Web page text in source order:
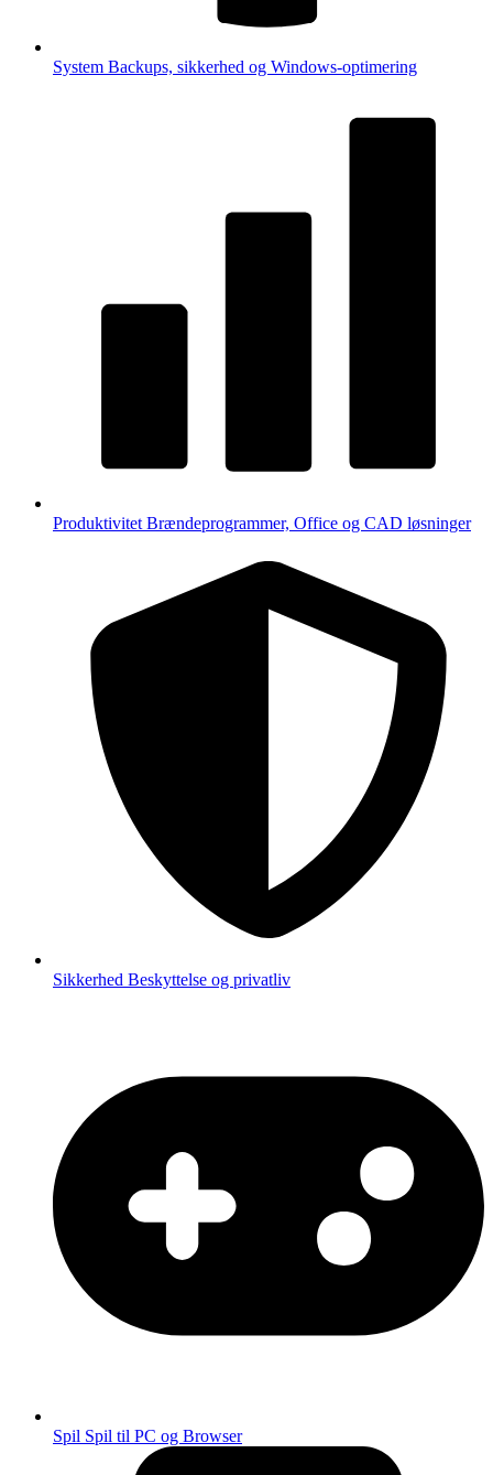
System Backups, sikkerhed og Windows-optimering
Produktivitet Brændeprogrammer, Office og CAD løsninger
Sikkerhed Beskyttelse og privatliv
Spil Spil til PC og Browser